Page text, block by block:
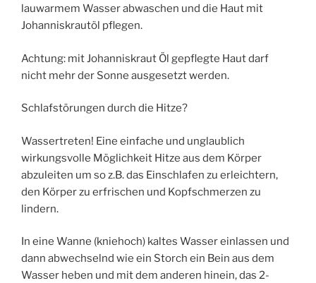
lauwarmem Wasser abwaschen und die Haut mit
Johanniskrautöl pflegen.
Achtung: mit Johanniskraut Öl gepflegte Haut darf
nicht mehr der Sonne ausgesetzt werden.
Schlafstörungen durch die Hitze?
Wassertreten! Eine einfache und unglaublich
wirkungsvolle Möglichkeit Hitze aus dem Körper
abzuleiten um so z.B. das Einschlafen zu erleichtern,
den Körper zu erfrischen und Kopfschmerzen zu
lindern.
In eine Wanne (kniehoch) kaltes Wasser einlassen und
dann abwechselnd wie ein Storch ein Bein aus dem
Wasser heben und mit dem anderen hinein, das 2-